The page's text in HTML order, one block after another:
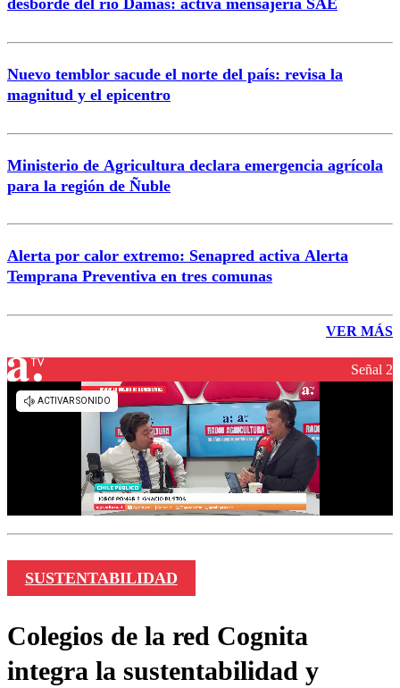
Nuevo temblor sacude el norte del país: revisa la
magnitud y el epicentro
Ministerio de Agricultura declara emergencia agrícola
para la región de Ñuble
Alerta por calor extremo: Senapred activa Alerta
Temprana Preventiva en tres comunas
VER MÁS
Señal 2
SUSTENTABILIDAD
Colegios de la red Cognita
integra la sustentabilidad y